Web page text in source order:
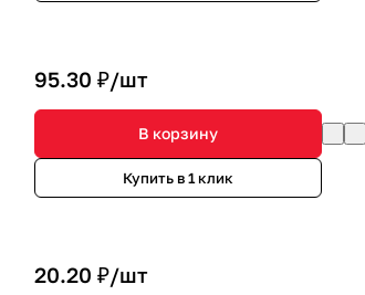
95.30 ₽/шт
В корзину
Купить в 1 клик
20.20 ₽/шт